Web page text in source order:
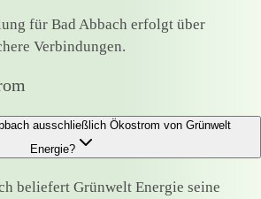
für Bad Abbach erfolgt über
Verbindungen.
ausschließlich Ökostrom von Grünwelt
Energie?
beliefert Grünwelt Energie seine